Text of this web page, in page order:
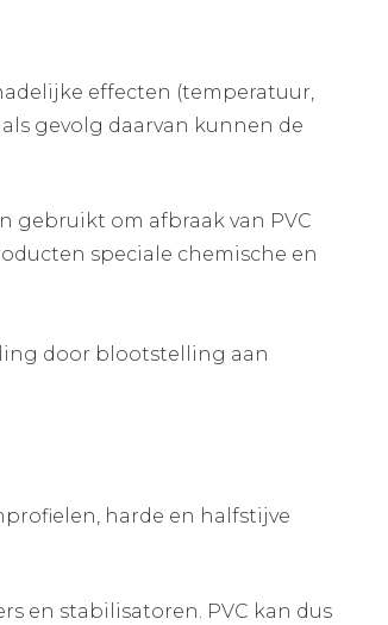
effecten (temperatuur,
gevolg daarvan kunnen de
gebruikt om afbraak van PVC
speciale chemische en
door blootstelling aan
harde en halfstijve
en stabilisatoren. PVC kan dus